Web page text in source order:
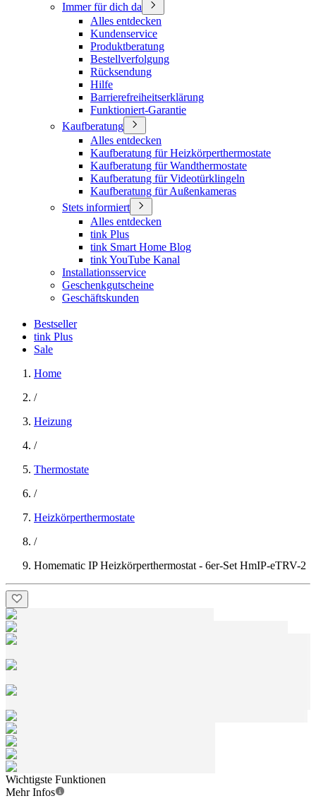
Immer für dich da
Alles entdecken
Kundenservice
Produktberatung
Bestellverfolgung
Rücksendung
Hilfe
Barrierefreiheitserklärung
Funktioniert-Garantie
Kaufberatung
Alles entdecken
Kaufberatung für Heizkörperthermostate
Kaufberatung für Wandthermostate
Kaufberatung für Videotürklingeln
Kaufberatung für Außenkameras
Stets informiert
Alles entdecken
tink Plus
tink Smart Home Blog
tink YouTube Kanal
Installationsservice
Geschenkgutscheine
Geschäftskunden
Bestseller
tink Plus
Sale
Home
/
Heizung
/
Thermostate
/
Heizkörperthermostate
/
Homematic IP Heizkörperthermostat - 6er-Set HmIP-eTRV-2
Wichtigste Funktionen
Mehr Infos